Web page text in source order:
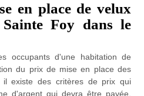
en place de velux
Foy dans le
occupants d'une habitation de
du prix de mise en place des
existe des critères de prix qui
d'argent qui devra être payée.